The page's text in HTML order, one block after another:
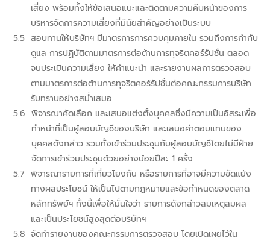
เสี่ยง พร้อมทั้งให้ข้อเสนอแนะและติดตามความคืบหน้าของการ
บริหารจัดการความเสี่ยงที่มีนัยสำคัญอย่างเป็นระบบ
สอบทานให้บริษัทฯ มีมาตรการการควบคุมภายใน รวมถึงการกำกับ
ดูแล การปฏิบัติตามมาตรการต่อต้านการทุจริตคอร์รัปชั่น ตลอด
จนประเมินความเสี่ยง ให้คำแนะนำ และรายงานผลการตรวจสอบ
ตามมาตรการต่อต้านการทุจริตคอร์รัปชั่นต่อคณะกรรมการบริษัท
รับทราบอย่างสม่ำเสมอ
พิจารณาคัดเลือก และเสนอแต่งตั้งบุคคลซึ่งมีความเป็นอิสระเพื่อ
ทำหน้าที่เป็นผู้สอบบัญชีของบริษัท และเสนอค่าตอบแทนของ
บุคคลดังกล่าว รวมทั้งเข้าร่วมประชุมกับผู้สอบบัญชีโดยไม่มีฝ่าย
จัดการเข้าร่วมประชุมด้วยอย่างน้อยปีละ 1 ครั้ง
พิจารณารายการที่เกี่ยวโยงกัน หรือรายการที่อาจมีความขัดแย้ง
ทางผลประโยชน์ ให้เป็นไปตามกฎหมายและข้อกำหนดของตลาด
หลักทรัพย์ฯ ทั้งนี้เพื่อให้มั่นใจว่า รายการดังกล่าวสมเหตุสมผล
และเป็นประโยชน์สูงสุดต่อบริษัทฯ
จัดทำรายงานของคณะกรรมการตรวจสอบ โดยเปิดเผยไว้ใน